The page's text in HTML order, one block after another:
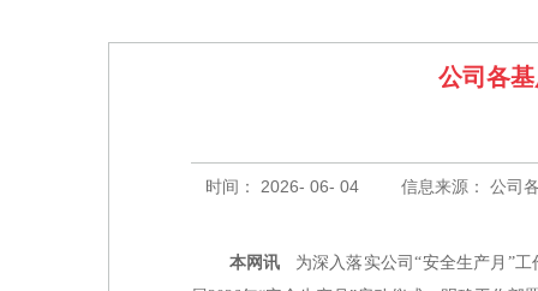
公司各
时间： 2026- 06- 04 信息来源： 公司
本网讯
为深入落实公司“安全生产月”